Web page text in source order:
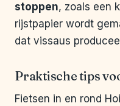
stoppen, zoals een
rijstpapier wordt
dat vissaus
Praktische tips
Fietsen in en rond